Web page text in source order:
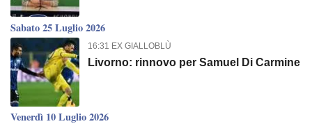
Sabato 25 Luglio 2026
16:31 EX GIALLOBLÙ
Livorno: rinnovo per Samuel Di Carmine
Venerdì 10 Luglio 2026